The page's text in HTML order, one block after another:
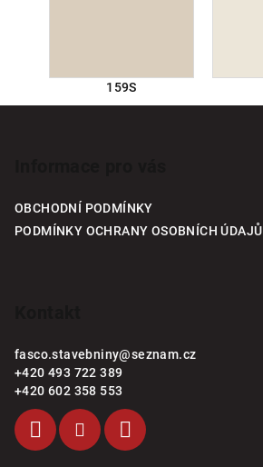
159S
OBCHODNÍ PODMÍNKY
PODMÍNKY OCHRANY OSOBNÍCH ÚDAJŮ
fasco.stavebniny@seznam.cz
+420 493 722 389
+420 602 358 553